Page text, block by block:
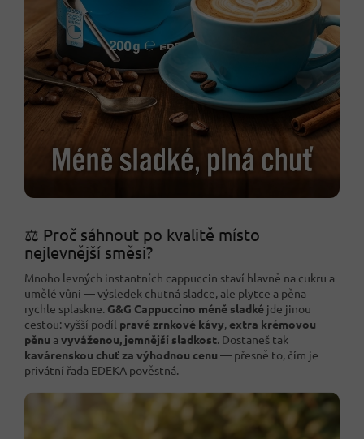
⚖️ Proč sáhnout po kvalitě místo
nejlevnější směsi?
Mnoho levných instantních cappuccin staví hlavně na cukru a
umělé vůni — výsledek chutná sladce, ale plytce a pěna
rychle splaskne. G&G Cappuccino méně sladké jde jinou
cestou: vyšší podíl pravé zrnkové kávy, extra krémovou
pěnu a vyváženou, jemnější sladkost. Dostaneš tak
kavárenskou chuť za výhodnou cenu — přesně to, čím je
privátní řada EDEKA pověstná.